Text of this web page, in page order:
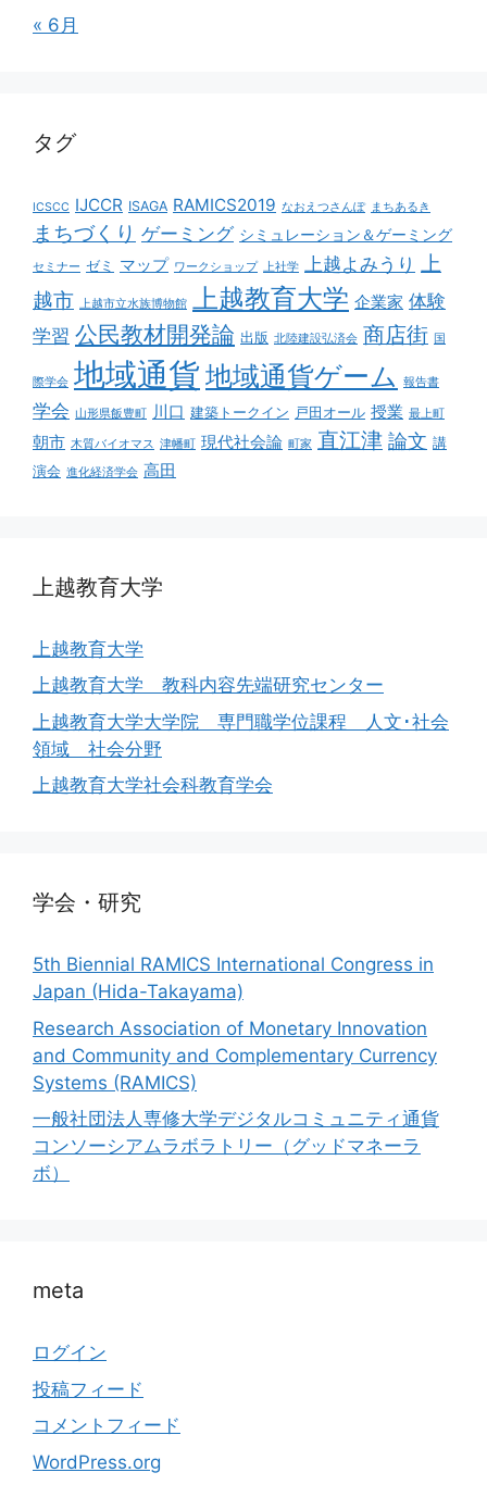
« 6月
タグ
ICSCC IJCCR ISAGA RAMICS2019 なおえつさんぽ まちあるき
まちづくり ゲーミング シミュレーション＆ゲーミング
セミナー ゼミ マップ ワークショップ 上社学 上越よみうり
上
越市
上越市立水族博物館 上越教育大学 企業家 体験
学習 公民教材開発論 出版 北陸建設弘済会 商店街 国
際学会 地域通貨地域通貨ゲーム 報告書
学会 山形県飯豊町 川口 建築トークイン 戸田オール 授業 最上町
朝市 木質バイオマス 津幡町 現代社会論 町家 直江津 論文 講
演会 進化経済学会 高田
上越教育大学
上越教育大学
上越教育大学 教科内容先端研究センター
上越教育大学大学院 専門職学位課程 人文･社会
領域 社会分野
上越教育大学社会科教育学会
学会・研究
5th Biennial RAMICS International Congress in
Japan (Hida-Takayama)
Research Association of Monetary Innovation
and Community and Complementary Currency
Systems (RAMICS)
一般社団法人専修大学デジタルコミュニティ通貨
コンソーシアムラボラトリー（グッドマネーラ
ボ）
meta
ログイン
投稿フィード
コメントフィード
WordPress.org